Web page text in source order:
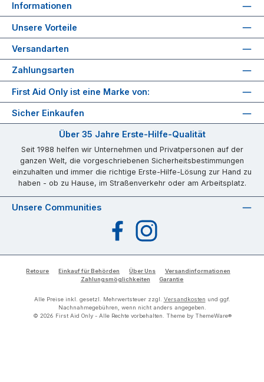
Informationen
Unsere Vorteile
Versandarten
Zahlungsarten
First Aid Only ist eine Marke von:
Sicher Einkaufen
Über 35 Jahre Erste-Hilfe-Qualität
Seit 1988 helfen wir Unternehmen und Privatpersonen auf der
ganzen Welt, die vorgeschriebenen Sicherheitsbestimmungen
einzuhalten und immer die richtige Erste-Hilfe-Lösung zur Hand zu
haben - ob zu Hause, im Straßenverkehr oder am Arbeitsplatz.
Unsere Communities
FacebookInstagram
Retoure Einkauf für Behörden Über Uns
Versandinformationen
Zahlungsmöglichkeiten
Garantie
Alle Preise inkl. gesetzl. Mehrwertsteuer zzgl. Versandkosten und ggf.
Nachnahmegebühren, wenn nicht anders angegeben.
© 2026 First Aid Only - Alle Rechte vorbehalten. Theme by ThemeWare®